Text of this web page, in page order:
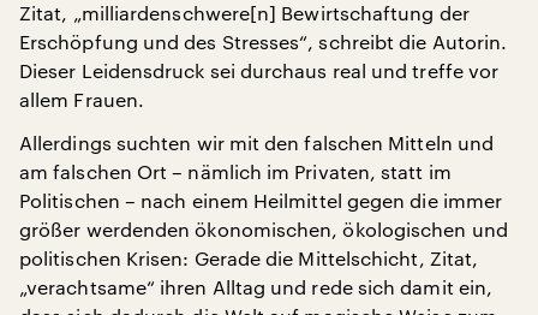
Zitat, „milliardenschwere[n] Bewirtschaftung der
Erschöpfung und des Stresses“, schreibt die Autorin.
Dieser Leidensdruck sei durchaus real und treffe vor
allem Frauen.
Allerdings suchten wir mit den falschen Mitteln und
am falschen Ort – nämlich im Privaten, statt im
Politischen – nach einem Heilmittel gegen die immer
größer werdenden ökonomischen, ökologischen und
politischen Krisen: Gerade die Mittelschicht, Zitat,
„verachtsame“ ihren Alltag und rede sich damit ein,